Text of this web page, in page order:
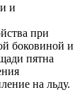
и
при
боковиной и
пятна
на льду.